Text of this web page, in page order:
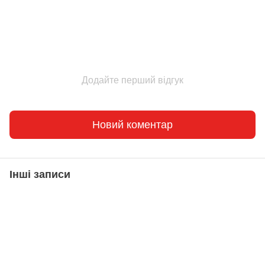
Додайте перший відгук
Новий коментар
Інші записи